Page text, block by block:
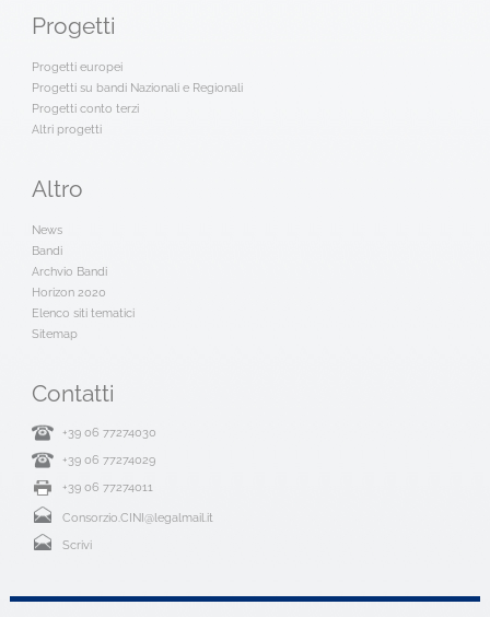
Progetti
Progetti europei
Progetti su bandi Nazionali e Regionali
Progetti conto terzi
Altri progetti
Altro
News
Bandi
Archvio Bandi
Horizon 2020
Elenco siti tematici
Sitemap
Contatti
+39 06 77274030
+39 06 77274029
+39 06 77274011
Consorzio.CINI@legalmail.it
Scrivi